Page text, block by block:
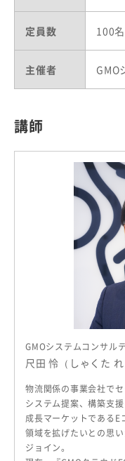
定員数 100名
主催者 GMO
講師
GMOシステムコンサル
尺田 怜（しゃくた れ
物流関係の事業会社で
システム提案、構築支援
成長マーケットである
領域を拡げたいとの思
ジョイン。